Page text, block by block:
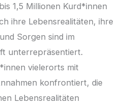
1,5 Millionen Kurd*innen
ihre Lebensrealitäten, ihre
Sorgen sind im
unterrepräsentiert.
vielerorts mit
konfrontiert, die
Lebensrealitäten